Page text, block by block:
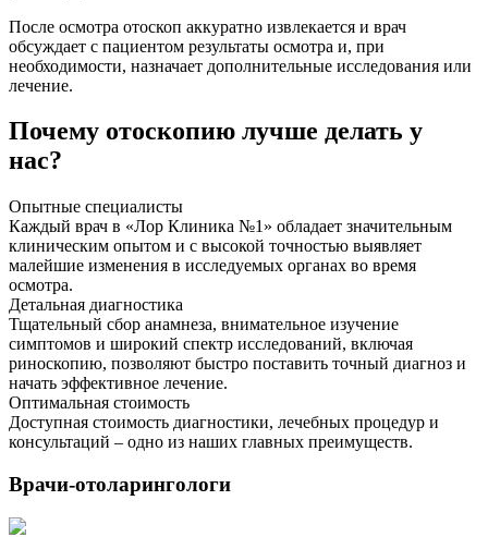
После осмотра отоскоп аккуратно извлекается и врач
обсуждает с пациентом результаты осмотра и, при
необходимости, назначает дополнительные исследования или
лечение.
Почему отоскопию лучше делать у
нас?
Опытные специалисты
Каждый врач в «Лор Клиника №1» обладает значительным
клиническим опытом и с высокой точностью выявляет
малейшие изменения в исследуемых органах во время
осмотра.
Детальная диагностика
Тщательный сбор анамнеза, внимательное изучение
симптомов и широкий спектр исследований, включая
риноскопию, позволяют быстро поставить точный диагноз и
начать эффективное лечение.
Оптимальная стоимость
Доступная стоимость диагностики, лечебных процедур и
консультаций – одно из наших главных преимуществ.
Врачи-отоларингологи